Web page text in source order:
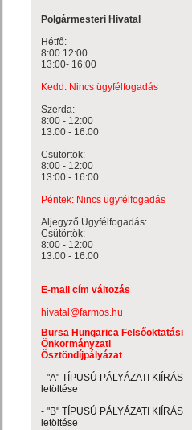
Polgármesteri Hivatal
Hétfő:
8:00 12:00
13:00- 16:00
Kedd: Nincs ügyfélfogadás
Szerda:
8:00 - 12:00
13:00 - 16:00
Csütörtök:
8:00 - 12:00
13:00 - 16:00
Péntek: Nincs ügyfélfogadás
Aljegyző Ügyfélfogadás:
Csütörtök:
8:00 - 12:00
13:00 - 16:00
E-mail cím változás
hivatal@farmos.hu
Bursa Hungarica Felsőoktatási
Önkormányzati
Ösztöndíjpályázat
- "A" TÍPUSÚ PÁLYÁZATI KIÍRÁS
letöltése
- "B" TÍPUSÚ PÁLYÁZATI KIÍRÁS
letöltése